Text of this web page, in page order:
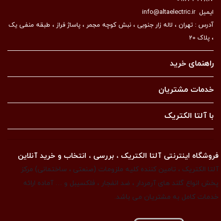
ایمیلinfo@altaelectric.ir
آدرس : تهران ، لاله زار جنوبی ، نبش کوچه مجمر ، پاساژ فراز ، طبقه منفی یک
، پلاک 20
راهنمای خرید
خدمات مشتریان
با آلتا الکتریک
فروشگاه اینترنتی آلتا الکتریک ، بررسی ، انتخاب و خرید آنلاین
آلتا الکتریک ، تامین کننده کلیه ملزومات (صنعتی ، ساختمانی) مرکز
پخش انواع گلند های آرمردار ، ضد انفجار ، فلکسیبل و … آماده ارائه
خدمات کامل به مشتریان می باشد.